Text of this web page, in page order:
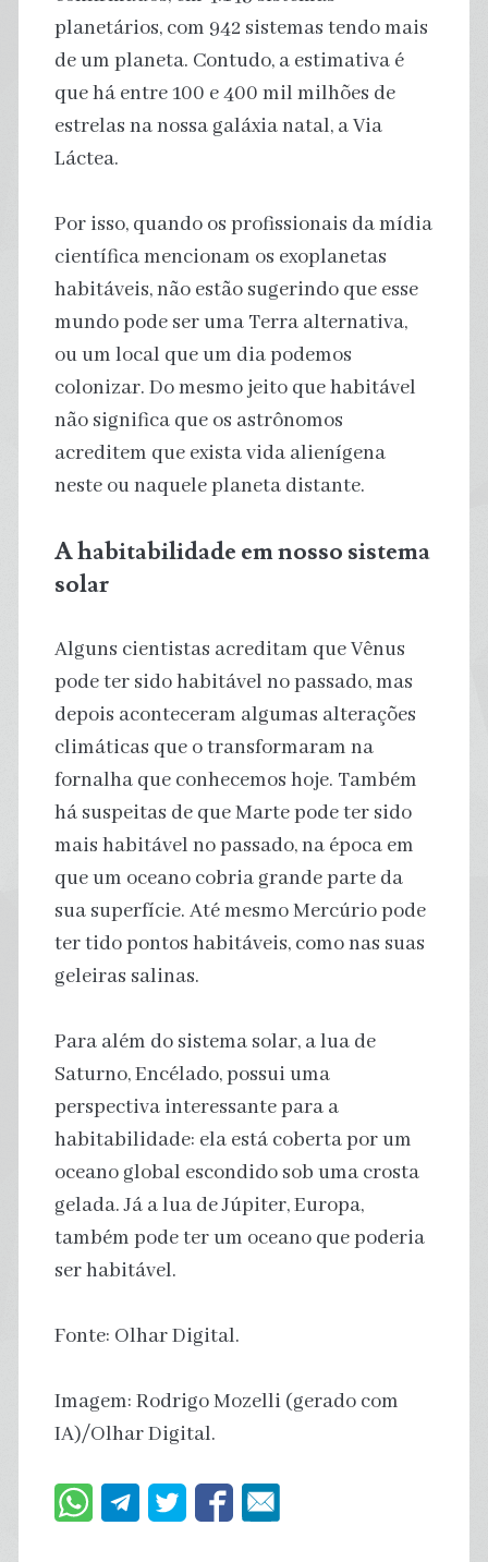
planetários, com 942 sistemas tendo mais
de um planeta. Contudo, a estimativa é
que há entre 100 e 400 mil milhões de
estrelas na nossa galáxia natal, a Via
Láctea.
Por isso, quando os profissionais da mídia
científica mencionam os exoplanetas
habitáveis, não estão sugerindo que esse
mundo pode ser uma Terra alternativa,
ou um local que um dia podemos
colonizar. Do mesmo jeito que habitável
não significa que os astrônomos
acreditem que exista vida alienígena
neste ou naquele planeta distante.
A habitabilidade em nosso sistema
solar
Alguns cientistas acreditam que Vênus
pode ter sido habitável no passado, mas
depois aconteceram algumas alterações
climáticas que o transformaram na
fornalha que conhecemos hoje. Também
há suspeitas de que Marte pode ter sido
mais habitável no passado, na época em
que um oceano cobria grande parte da
sua superfície. Até mesmo Mercúrio pode
ter tido pontos habitáveis, como nas suas
geleiras salinas.
Para além do sistema solar, a lua de
Saturno, Encélado, possui uma
perspectiva interessante para a
habitabilidade: ela está coberta por um
oceano global escondido sob uma crosta
gelada. Já a lua de Júpiter, Europa,
também pode ter um oceano que poderia
ser habitável.
Fonte: Olhar Digital.
Imagem: Rodrigo Mozelli (gerado com
IA)/Olhar Digital.